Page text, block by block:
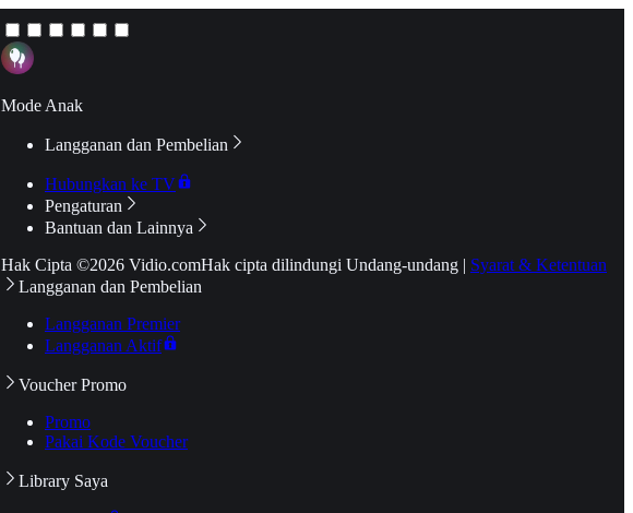
Mode Anak
Langganan dan Pembelian
Hubungkan ke TV
Pengaturan
Bantuan dan Lainnya
Hak Cipta ©2026 Vidio.comHak cipta dilindungi Undang-undang | Syarat & Ketentuan
Langganan dan Pembelian
Langganan Premier
Langganan Aktif
Voucher Promo
Promo
Pakai Kode Voucher
Library Saya